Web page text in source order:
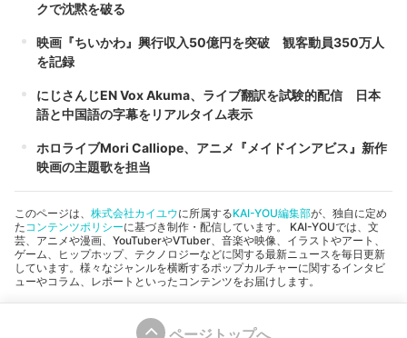
クで沈黙を破る
映画『ちいかわ』興行収入50億円を突破 観客動員350万人
を記録
にじさんじEN Vox Akuma、ライブ翻訳を試験的配信 日本
語と中国語の字幕をリアルタイム表示
ホロライブMori Calliope、アニメ『メイドインアビス』新作
映画の主題歌を担当
このページは、 株式会社カイユウに所属するKAI-YOU編集部が、独自に定め
たコンテンツポリシーに基づき制作・配信しています。 KAI-YOUでは、文
芸、アニメや漫画、YouTuberやVTuber、音楽や映像、イラストやアート、
ゲーム、ヒップホップ、テクノロジーなどに関する最新ニュースを毎日更新
しています。様々なジャンルを横断するポップカルチャーに関するインタビ
ューやコラム、レポートといったコンテンツをお届けします。